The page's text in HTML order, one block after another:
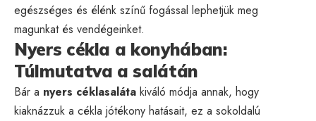
egészséges és élénk színű fogással lephetjük meg
magunkat és vendégeinket.
Nyers cékla a konyhában:
Túlmutatva a salátán
Bár a nyers céklasaláta kiváló módja annak, hogy
kiaknázzuk a cékla jótékony hatásait, ez a sokoldalú